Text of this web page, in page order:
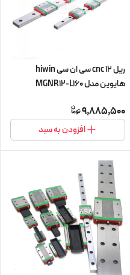
ریل 12 cnc سی ان سی hiwin
هایوین مدل MGNR12-L160
9,885,500
افزودن به سبد